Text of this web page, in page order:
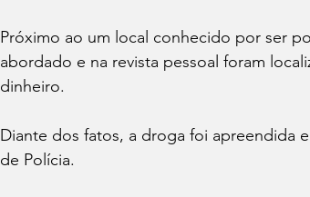
Próximo ao um local conhecido por ser
abordado e na revista pessoal foram
dinheiro.
Diante dos fatos, a droga foi apreendida
de Polícia.